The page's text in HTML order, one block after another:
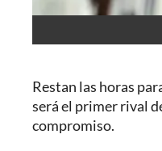
Restan las horas
será el primer rival
compromiso.